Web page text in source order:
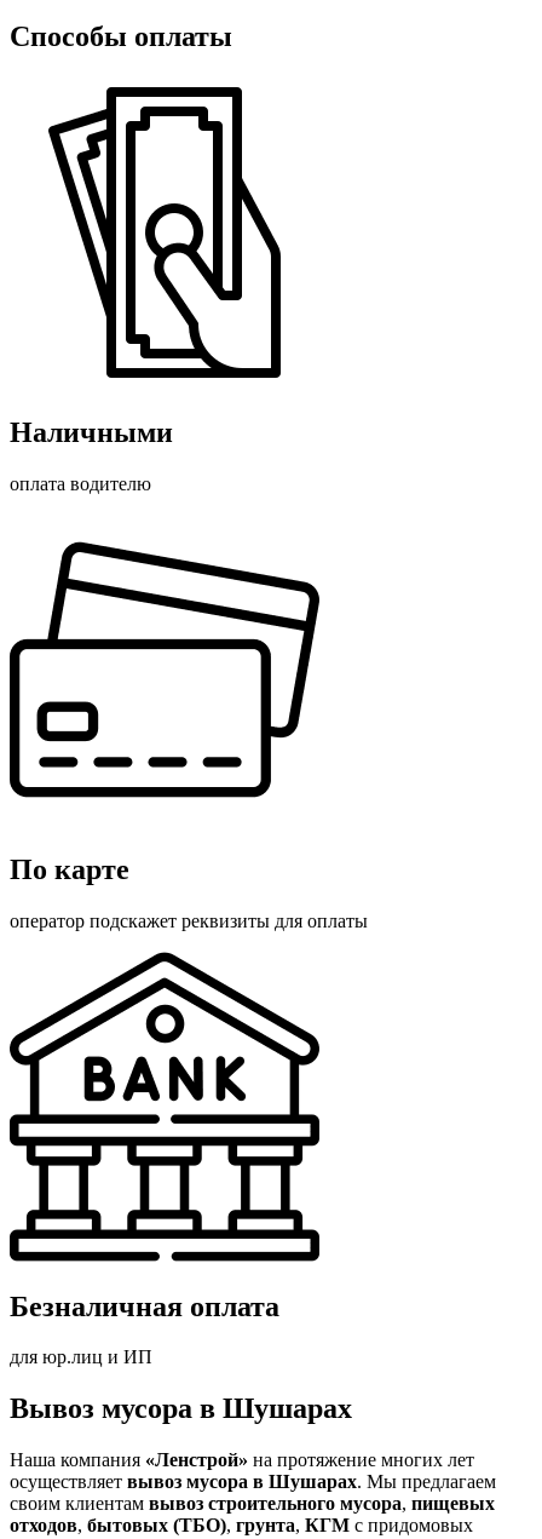
Способы оплаты
Наличными
оплата водителю
По карте
оператор подскажет реквизиты для оплаты
Безналичная оплата
для юр.лиц и ИП
Вывоз мусора в Шушарах
Наша компания «Ленстрой» на протяжение многих лет
осуществляет вывоз мусора в Шушарах. Мы предлагаем
своим клиентам вывоз строительного мусора, пищевых
отходов, бытовых (ТБО), грунта, КГМ с придомовых